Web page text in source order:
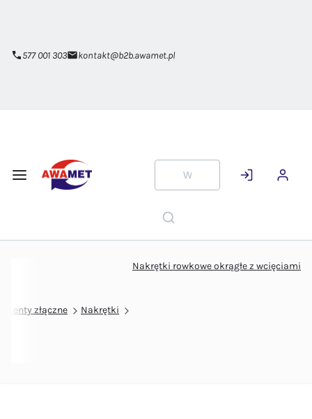
577 001 303
kontakt@b2b.awamet.pl
złączne Nakrętki
Nakrętki rowkowe okrągłe z wcięciami